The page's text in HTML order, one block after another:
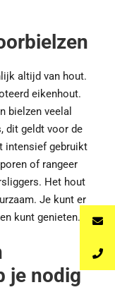
altijd van hout.
eikenhout.
bielzen veelal
dit geldt voor de
intensief gebruikt
of rangeer
Het hout
Je kunt er
kunt genieten.
je nodig